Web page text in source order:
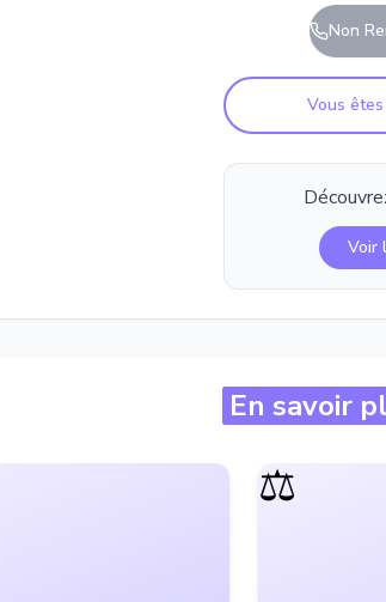
Non
Vous
Voir
En savoir
⚖️